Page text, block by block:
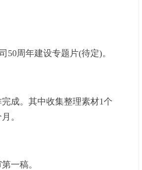
50周年建设专题片(待定)。
成。其中收集整理素材1个
。
一稿。